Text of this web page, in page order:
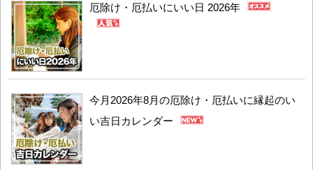
厄除け・厄払いにいい日 2026年
今月2026年8月の厄除け・厄払いに縁起のい
い吉日カレンダー